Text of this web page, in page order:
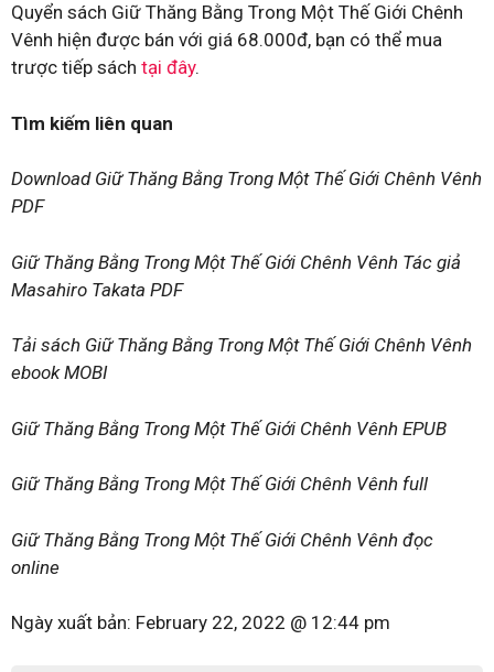
Quyển sách Giữ Thăng Bằng Trong Một Thế Giới Chênh
Vênh hiện được bán với giá 68.000đ, bạn có thể mua
trược tiếp sách tại đây.
Tìm kiếm liên quan
Download Giữ Thăng Bằng Trong Một Thế Giới Chênh Vênh
PDF
Giữ Thăng Bằng Trong Một Thế Giới Chênh Vênh Tác giả
Masahiro Takata PDF
Tải sách Giữ Thăng Bằng Trong Một Thế Giới Chênh Vênh
ebook MOBI
Giữ Thăng Bằng Trong Một Thế Giới Chênh Vênh EPUB
Giữ Thăng Bằng Trong Một Thế Giới Chênh Vênh full
Giữ Thăng Bằng Trong Một Thế Giới Chênh Vênh đọc
online
Ngày xuất bản: February 22, 2022 @ 12:44 pm